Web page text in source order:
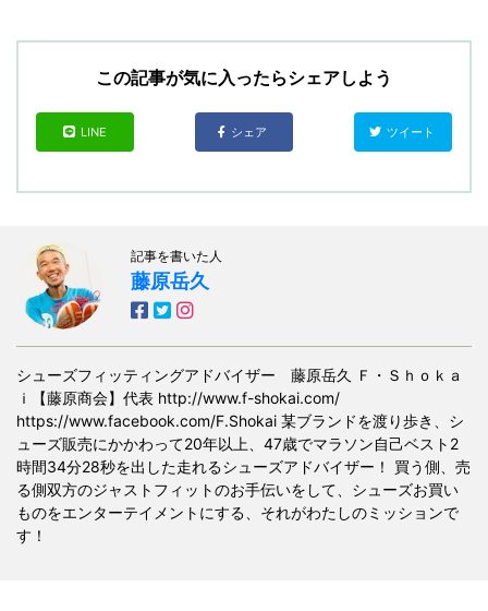
この記事が気に入ったらシェアしよう
LINE シェア ツイート
記事を書いた人
藤原岳久
シューズフィッティングアドバイザー 藤原岳久 Ｆ・Ｓｈｏｋａ
ｉ【藤原商会】代表 http://www.f-shokai.com/
https://www.facebook.com/F.Shokai 某ブランドを渡り歩き、シ
ューズ販売にかかわって20年以上、47歳でマラソン自己ベスト2
時間34分28秒を出した走れるシューズアドバイザー！ 買う側、売
る側双方のジャストフィットのお手伝いをして、シューズお買い
ものをエンターテイメントにする、それがわたしのミッションで
す！